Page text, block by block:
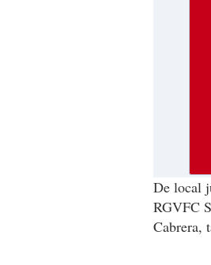
De local
RGVFC
Cabrera,